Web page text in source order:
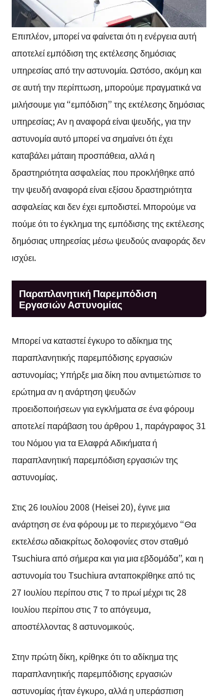
Επιπλέον, μπορεί να φαίνεται ότι η ενέργεια αυτή
αποτελεί εμπόδιση της εκτέλεσης δημόσιας
υπηρεσίας από την αστυνομία. Ωστόσο, ακόμη και
σε αυτή την περίπτωση, μπορούμε πραγματικά να
μιλήσουμε για “εμπόδιση” της εκτέλεσης δημόσιας
υπηρεσίας; Αν η αναφορά είναι ψευδής, για την
αστυνομία αυτό μπορεί να σημαίνει ότι έχει
καταβάλει μάταιη προσπάθεια, αλλά η
δραστηριότητα ασφαλείας που προκλήθηκε από
την ψευδή αναφορά είναι εξίσου δραστηριότητα
ασφαλείας και δεν έχει εμποδιστεί. Μπορούμε να
πούμε ότι το έγκλημα της εμπόδισης της εκτέλεσης
δημόσιας υπηρεσίας μέσω ψευδούς αναφοράς δεν
ισχύει.
Παραπλανητική Παρεμπόδιση
Εργασιών Αστυνομίας
Μπορεί να καταστεί έγκυρο το αδίκημα της
παραπλανητικής παρεμπόδισης εργασιών
αστυνομίας; Υπήρξε μια δίκη που αντιμετώπισε το
ερώτημα αν η ανάρτηση ψευδών
προειδοποιήσεων για εγκλήματα σε ένα φόρουμ
αποτελεί παράβαση του άρθρου 1, παράγραφος 31
του Νόμου για τα Ελαφρά Αδικήματα ή
παραπλανητική παρεμπόδιση εργασιών της
αστυνομίας.
Στις 26 Ιουλίου 2008 (Heisei 20), έγινε μια
ανάρτηση σε ένα φόρουμ με το περιεχόμενο “Θα
εκτελέσω αδιακρίτως δολοφονίες στον σταθμό
Tsuchiura από σήμερα και για μια εβδομάδα”, και η
αστυνομία του Tsuchiura ανταποκρίθηκε από τις
27 Ιουλίου περίπου στις 7 το πρωί μέχρι τις 28
Ιουλίου περίπου στις 7 το απόγευμα,
αποστέλλοντας 8 αστυνομικούς.
Στην πρώτη δίκη, κρίθηκε ότι το αδίκημα της
παραπλανητικής παρεμπόδισης εργασιών
αστυνομίας ήταν έγκυρο, αλλά η υπεράσπιση